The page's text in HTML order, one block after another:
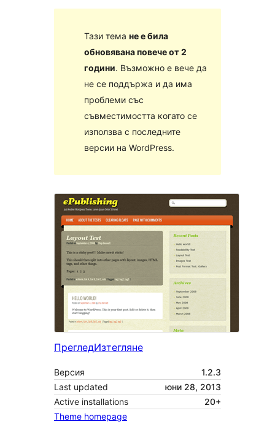
Тази тема не е била
обновявана повече от 2
години. Възможно е вече да
не се поддържа и да има
проблеми със
съвместимостта когато се
използва с последните
версии на WordPress.
ПрегледИзтегляне
Версия
1.2.3
Last updated
юни 28, 2013
Active installations
20+
Theme homepage